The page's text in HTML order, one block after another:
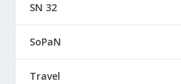
SN 32
SoPaN
Travel